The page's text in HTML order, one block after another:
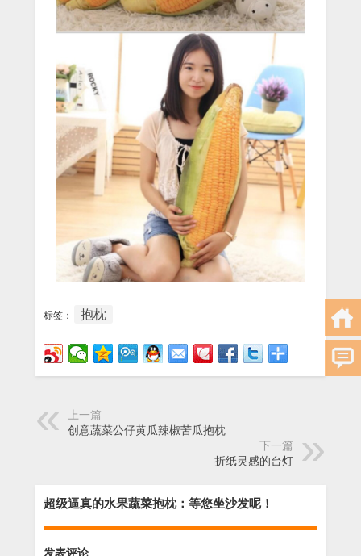
标签： 抱枕
上一篇
创意蔬菜公仔黄瓜辣椒苦瓜抱枕
下一篇
折纸灵感的台灯
超级逼真的水果蔬菜抱枕：等您坐沙发呢！
发表评论